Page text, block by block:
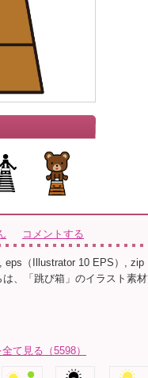
コメントする
eps（Illustrator 10 EPS）,
、「跳び箱」のイラスト素
て見る（5598）